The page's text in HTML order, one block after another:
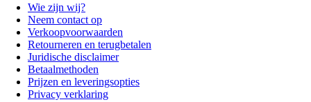
Wie zijn wij?
Neem contact op
Verkoopvoorwaarden
Retourneren en terugbetalen
Juridische disclaimer
Betaalmethoden
Prijzen en leveringsopties
Privacy verklaring